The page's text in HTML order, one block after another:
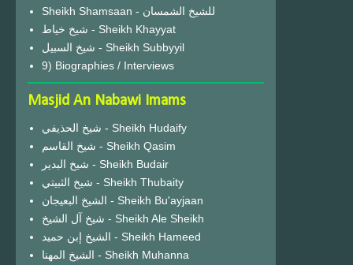
Sheikh Shamsaan - للشيخ الشمسان
شيخ خياط - Sheikh Khayyat
شيخ السبيل - Sheikh Subbyyil
9) Biographies / Interviews
Masjid An Nabawi Imams
شيخ الحذيفي - Sheikh Hudaify
شيخ القاسم - Sheikh Qasim
شيخ البدير - Sheikh Budair
شيخ الثبيتي - Sheikh Thubaity
الشيخ البعيجان - Sheikh Bu'ayjaan
شيخ آل الشيخ - Sheikh Ale Sheikh
الشيخ إبن حميد - Sheikh Hameed
الشيخ المهنا - Sheikh Muhanna